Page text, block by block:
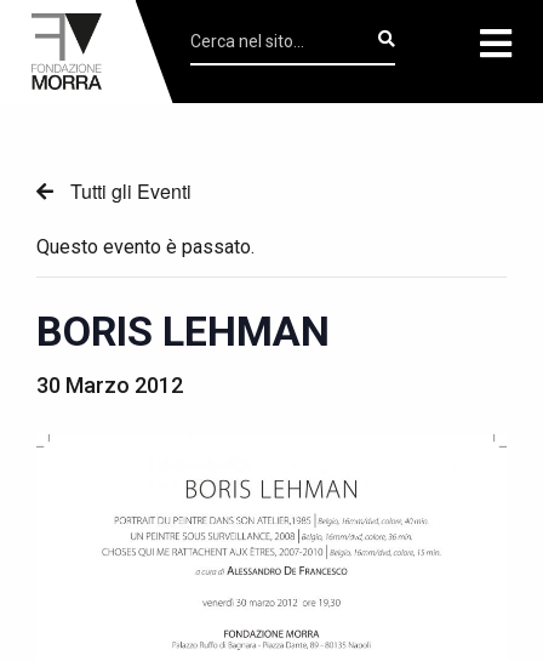
Tutti gli Eventi
Questo evento è passato.
BORIS LEHMAN
30 Marzo 2012